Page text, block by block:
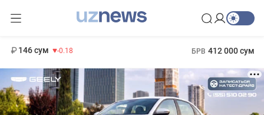
146 сум -0.18 БРВ 412 000 сум